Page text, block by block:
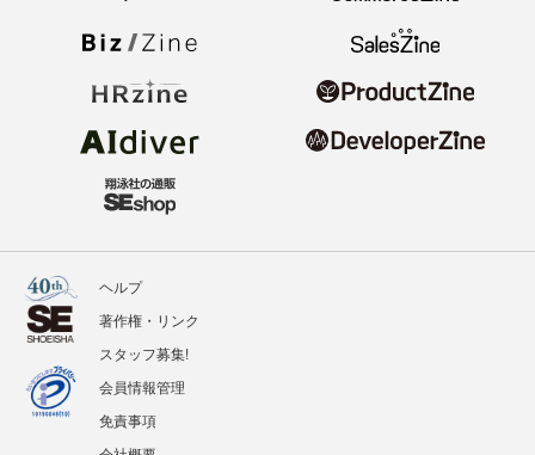
ヘルプ
著作権・リンク
スタッフ募集!
会員情報管理
免責事項